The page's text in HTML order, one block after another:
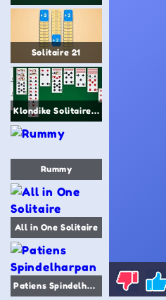
Solitaire 21
Klondike Solitaire turn 1
Rummy
All in One Solitaire
Patiens Spindelharpan